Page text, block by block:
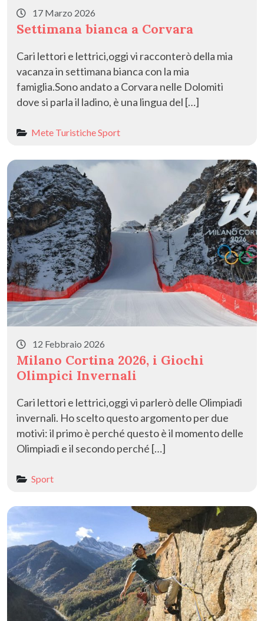
17 Marzo 2026
Settimana bianca a Corvara
Cari lettori e lettrici,oggi vi racconterò della mia
vacanza in settimana bianca con la mia
famiglia.Sono andato a Corvara nelle Dolomiti
dove si parla il ladino, è una lingua del […]
Mete TuristicheSport
12 Febbraio 2026
Milano Cortina 2026, i Giochi
Olimpici Invernali
Cari lettori e lettrici,oggi vi parlerò delle Olimpiadi
invernali. Ho scelto questo argomento per due
motivi: il primo è perché questo è il momento delle
Olimpiadi e il secondo perché […]
Sport